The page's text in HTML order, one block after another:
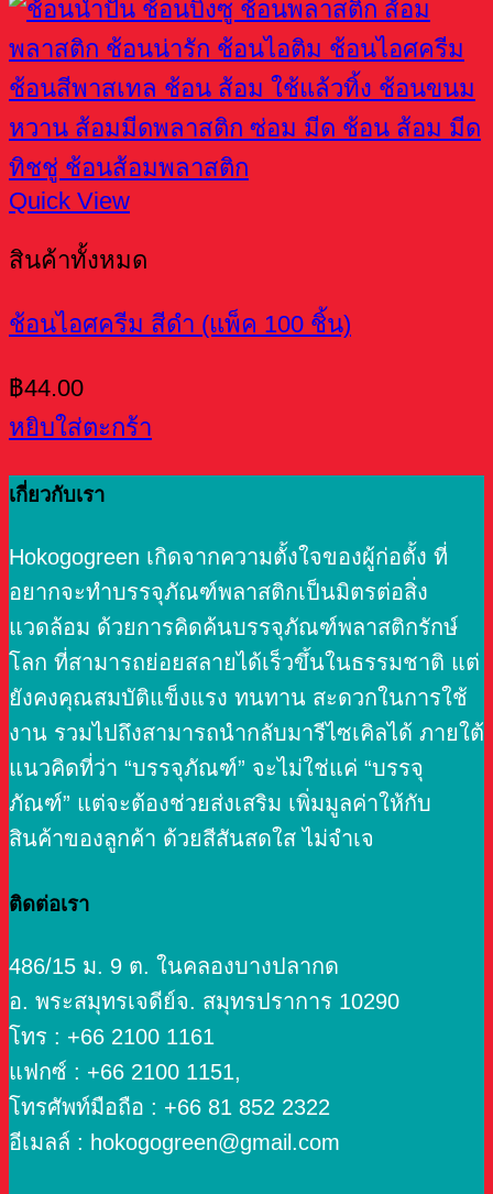
Quick View
สินค้าทั้งหมด
ช้อนไอศครีม สีดำ (แพ็ค 100 ชิ้น)
฿44.00
หยิบใส่ตะกร้า
เกี่ยวกับเรา
Hokogogreen เกิดจากความตั้งใจของผู้ก่อตั้ง ที่
อยากจะทำบรรจุภัณฑ์พลาสติกเป็นมิตรต่อสิ่ง
แวดล้อม ด้วยการคิดค้นบรรจุภัณฑ์พลาสติกรักษ์
โลก ที่สามารถย่อยสลายได้เร็วขึ้นในธรรมชาติ แต่
ยังคงคุณสมบัติแข็งแรง ทนทาน สะดวกในการใช้
งาน รวมไปถึงสามารถนำกลับมารีไซเคิลได้ ภายใต้
แนวคิดที่ว่า “บรรจุภัณฑ์” จะไม่ใช่แค่ “บรรจุ
ภัณฑ์” แต่จะต้องช่วยส่งเสริม เพิ่มมูลค่าให้กับ
สินค้าของลูกค้า ด้วยสีสันสดใส ไม่จำเจ
ติดต่อเรา
486/15 ม. 9 ต. ในคลองบางปลากด
อ. พระสมุทรเจดีย์จ. สมุทรปราการ 10290
โทร : +66 2100 1161
แฟกซ์ : +66 2100 1151,
โทรศัพท์มือถือ : +66 81 852 2322
อีเมลล์ : hokogogreen@gmail.com